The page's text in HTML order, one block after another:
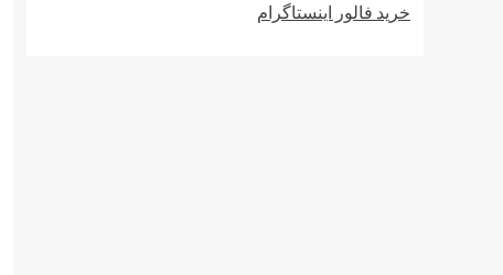
خرید فالور اینستاگرام